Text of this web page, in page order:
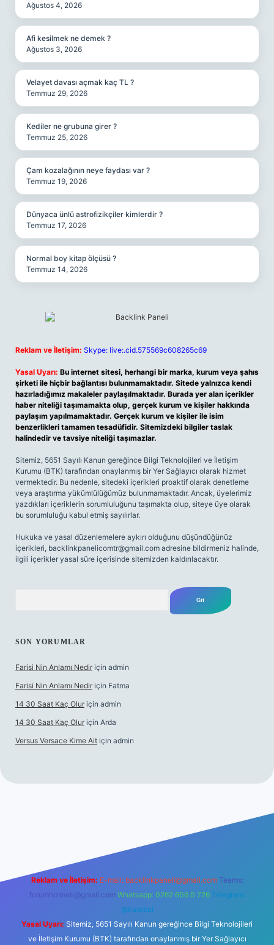
Ağustos 4, 2026
Afi kesilmek ne demek ?
Ağustos 3, 2026
Velayet davası açmak kaç TL ?
Temmuz 29, 2026
Kediler ne grubuna girer ?
Temmuz 25, 2026
Çam kozalağının neye faydası var ?
Temmuz 19, 2026
Dünyaca ünlü astrofizikçiler kimlerdir ?
Temmuz 17, 2026
Normal boy kitap ölçüsü ?
Temmuz 14, 2026
Reklam ve İletişim: Skype: live:.cid.575569c608265c69
Yasal Uyarı: Bu internet sitesi, herhangi bir marka, kurum veya şahıs
şirketi ile hiçbir bağlantısı bulunmamaktadır. Sitede yalnızca kendi
hazırladığımız makaleler paylaşılmaktadır. Burada yer alan içerikler
haber niteliği taşımamakta olup, gerçek kurum ve kişiler hakkında
paylaşım yapılmamaktadır. Gerçek kurum ve kişiler ile isim
benzerlikleri tamamen tesadüfidir. Sitemizdeki bilgiler taslak
halindedir ve tavsiye niteliği taşımazlar.
Sitemiz, 5651 Sayılı Kanun gereğince Bilgi Teknolojileri ve İletişim
Kurumu (BTK) tarafından onaylanmış bir Yer Sağlayıcı olarak hizmet
vermektedir. Bu nedenle, sitedeki içerikleri proaktif olarak denetleme
veya araştırma yükümlülüğümüz bulunmamaktadır. Ancak, üyelerimiz
yazdıkları içeriklerin sorumluluğunu taşımakta olup, siteye üye olarak
bu sorumluluğu kabul etmiş sayılırlar.
Hukuka ve yasal düzenlemelere aykırı olduğunu düşündüğünüz
içerikleri, backlinkpanelicomtr@gmail.com adresine bildirmeniz halinde,
ilgili içerikler yasal süre içerisinde sitemizden kaldırılacaktır.
SON YORUMLAR
Farisi Nin Anlamı Nedir için admin
Farisi Nin Anlamı Nedir için Fatma
14 30 Saat Kaç Olur için admin
14 30 Saat Kaç Olur için Arda
Versus Versace Kime Ait için admin
Reklam ve İletişim: E-mail: backlinkpaneli@gmail.com Teams:
forumhizmeti@gmail.com Whatsapp: 0262 606 0 726 Telegram:
@karabul
Yasal Uyarı: Sitemiz, 5651 Sayılı Kanun gereğince Bilgi Teknolojileri
ve İletişim Kurumu (BTK) tarafından onaylanmış bir Yer Sağlayıcı